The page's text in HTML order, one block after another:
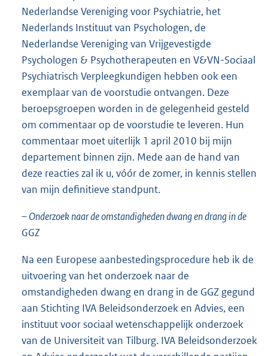
Nederlandse Vereniging voor Psychiatrie, het
Nederlands Instituut van Psychologen, de
Nederlandse Vereniging van Vrijgevestigde
Psychologen & Psychotherapeuten en V&VN-Sociaal
Psychiatrisch Verpleegkundigen hebben ook een
exemplaar van de voorstudie ontvangen. Deze
beroepsgroepen worden in de gelegenheid gesteld
om commentaar op de voorstudie te leveren. Hun
commentaar moet uiterlijk 1 april 2010 bij mijn
departement binnen zijn. Mede aan de hand van
deze reacties zal ik u, vóór de zomer, in kennis stellen
van mijn definitieve standpunt.
– Onderzoek naar de omstandigheden dwang en drang in de
GGZ
Na een Europese aanbestedingsprocedure heb ik de
uitvoering van het onderzoek naar de
omstandigheden dwang en drang in de GGZ gegund
aan Stichting IVA Beleidsonderzoek en Advies, een
instituut voor sociaal wetenschappelijk onderzoek
van de Universiteit van Tilburg. IVA Beleidsonderzoek